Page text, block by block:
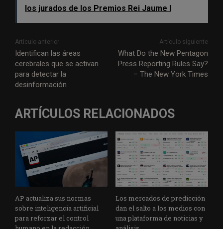
k
los jurados de los Premios Rei Jaume I
Artículo anterior
Identifican las áreas
cerebrales que se activan
para detectar la
desinformación
Artículo siguiente
What Do the New Pentagon
Press Reporting Rules Say?
– The New York Times
ARTÍCULOS RELACIONADOS
AP actualiza sus normas
sobre inteligencia artificial
para reforzar el control
Los mercados de predicción
dan el salto a los medios con
una plataforma de noticias y